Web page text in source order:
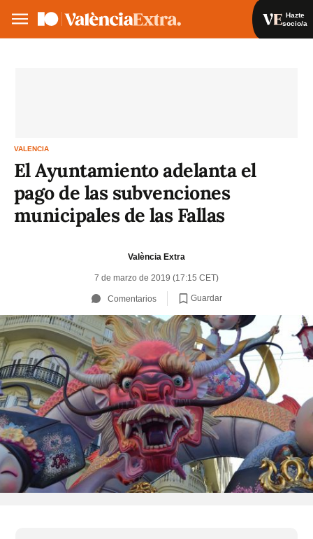
Hazte
socio/a
VALENCIA
El Ayuntamiento adelanta el
pago de las subvenciones
municipales de las Fallas
València Extra
7 de marzo de 2019 (17:15 CET)
Comentarios Guardar